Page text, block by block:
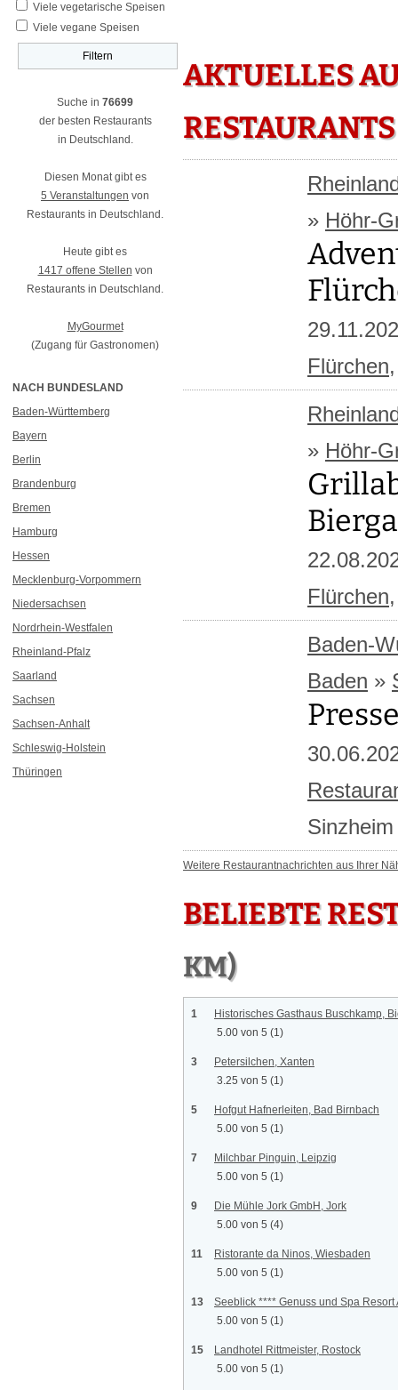
Viele vegetarische Speisen
Viele vegane Speisen
Suche in 76699
der besten Restaurants
in Deutschland.
Diesen Monat gibt es
5 Veranstaltungen von
Restaurants in Deutschland.
Heute gibt es
1417 offene Stellen von
Restaurants in Deutschland.
MyGourmet
(Zugang für Gastronomen)
NACH BUNDESLAND
Baden-Württemberg
Bayern
Berlin
Brandenburg
Bremen
Hamburg
Hessen
Mecklenburg-Vorpommern
Niedersachsen
Nordrhein-Westfalen
Rheinland-Pfalz
Saarland
Sachsen
Sachsen-Anhalt
Schleswig-Holstein
Thüringen
AKTUELLES
» Höhr-
Flürchen
» Höhr-
Flürchen
Baden-
Baden »
Weitere Restaurantnachrichten aus Ihrer
BELIEBTE
KM)
1
Historisches Gasthaus Buschkamp,
5.00 von 5 (1)
3
Petersilchen, Xanten
3.25 von 5 (1)
5
Hofgut Hafnerleiten, Bad Birnbach
5.00 von 5 (1)
7
Milchbar Pinguin, Leipzig
5.00 von 5 (1)
9
Die Mühle Jork GmbH, Jork
5.00 von 5 (4)
11
Ristorante da Ninos, Wiesbaden
5.00 von 5 (1)
13
Seeblick **** Genuss und Spa Resort
5.00 von 5 (1)
15
Landhotel Rittmeister, Rostock
5.00 von 5 (1)